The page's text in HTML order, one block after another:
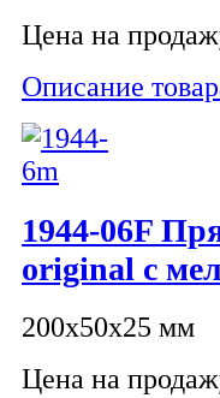
Цена на
Описание
1944-06F
original с
200х50х25 мм
Цена на